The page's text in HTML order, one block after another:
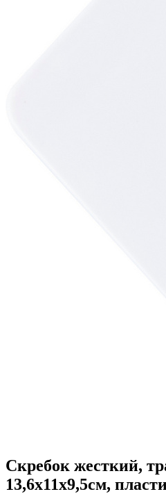
Скребок жесткий,
13,6х11х9,5см,